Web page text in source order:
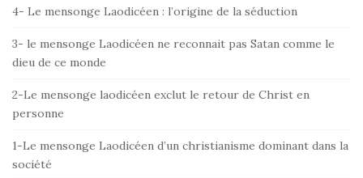
e
S
i
d
b
a
4- Le mensonge Laodicéen : l’origine de la séduction
3- le mensonge Laodicéen ne reconnait pas Satan comme le
dieu de ce monde
2-Le mensonge laodicéen exclut le retour de Christ en
personne
1-Le mensonge Laodicéen d’un christianisme dominant dans la
société